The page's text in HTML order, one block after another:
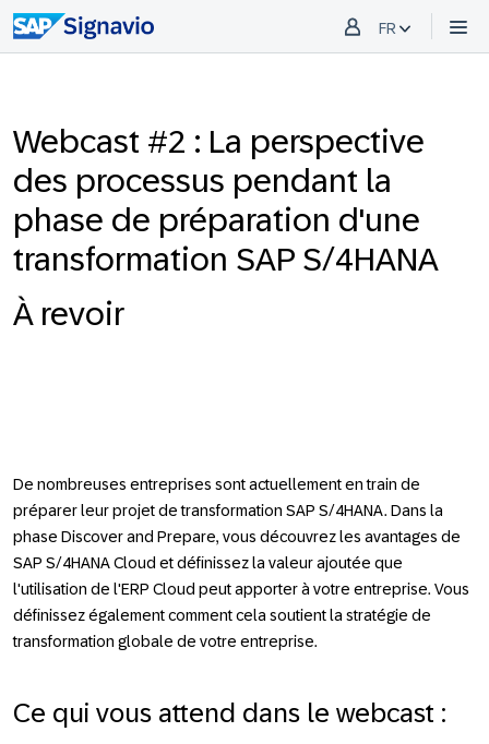
FR
Webcast #2 : La perspective
des processus pendant la
phase de préparation d'une
transformation SAP S/4HANA
À revoir
De nombreuses entreprises sont actuellement en train de
préparer leur projet de transformation SAP S/4HANA. Dans la
phase Discover and Prepare, vous découvrez les avantages de
SAP S/4HANA Cloud et définissez la valeur ajoutée que
l'utilisation de l'ERP Cloud peut apporter à votre entreprise. Vous
définissez également comment cela soutient la stratégie de
transformation globale de votre entreprise.
Ce qui vous attend dans le webcast :